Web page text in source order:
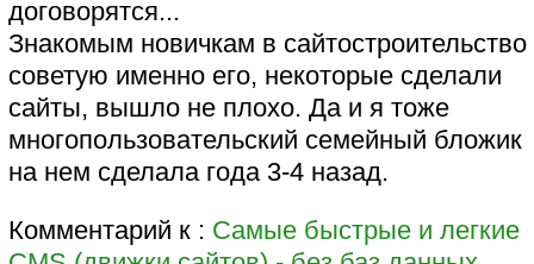
договорятся...
Знакомым новичкам в сайтостроительство
советую именно его, некоторые сделали
сайты, вышло не плохо. Да и я тоже
многопользовательский семейный бложик
на нем сделала года 3-4 назад.
Комментарий к : Самые быстрые и легкие